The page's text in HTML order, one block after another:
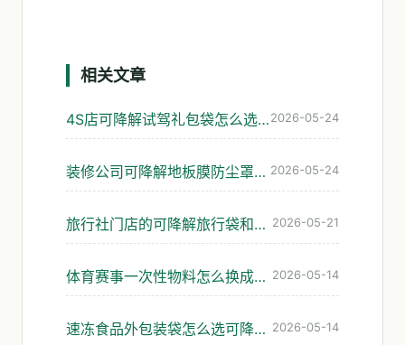
相关文章
4S店可降解试驾礼包袋怎么选：座椅膜与手册袋实操2026-05-24
装修公司可降解地板膜防尘罩垃圾袋怎么选 2026-05-24
旅行社门店的可降解旅行袋和资料袋，怎么选才不踩坑 2026-05-21
体育赛事一次性物料怎么换成可降解的不踩坑 2026-05-14
速冻食品外包装袋怎么选可降解材料才不脆裂 2026-05-14